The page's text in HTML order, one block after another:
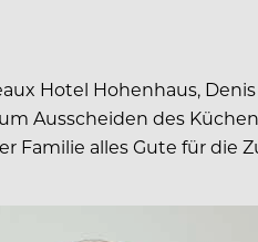
Hotel Hohenhaus,
Ausscheiden des
Familie alles Gute für die